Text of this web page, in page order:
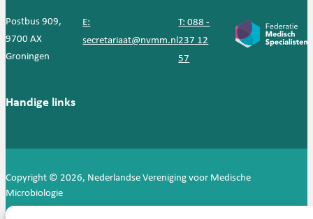
Postbus 909,
9700 AX
Groningen
E:
secretariaat@nvmm.nl
T: 088 -
237 12
57
Handige links
Copyright © 2026, Nederlandse Vereniging voor Medische
Microbiologie